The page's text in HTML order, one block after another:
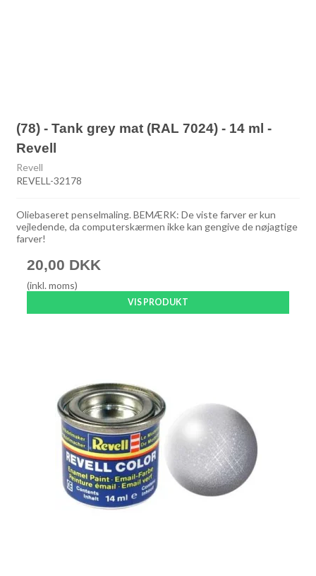
(78) - Tank grey mat (RAL 7024) - 14 ml -
Revell
Revell
REVELL-32178
Oliebaseret penselmaling. BEMÆRK: De viste farver er kun
vejledende, da computerskærmen ikke kan gengive de nøjagtige
farver!
20,00 DKK
(inkl. moms)
VIS PRODUKT